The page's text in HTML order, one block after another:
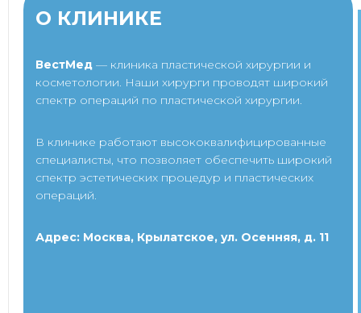
О КЛИНИКЕ
ВестМед — клиника пластической хирургии и
косметологии. Наши хирурги проводят широкий
спектр операций по пластической хирургии.
В клинике работают высококвалифицированные
специалисты, что позволяет обеспечить широкий
спектр эстетических процедур и пластических
операций.
Адрес: Москва, Крылатское, ул. Осенняя, д. 11